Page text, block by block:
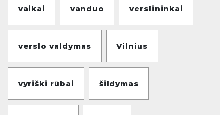
vaikai vanduo verslininkai
verslo valdymas Vilnius
vyriški rūbai šildymas